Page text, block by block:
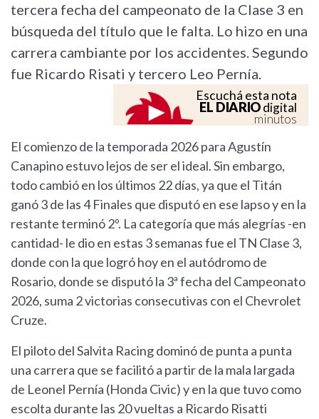
tercera fecha del campeonato de la Clase 3 en
búsqueda del título que le falta. Lo hizo en una
carrera cambiante por los accidentes. Segundo
fue Ricardo Risati y tercero Leo Pernía.
Escuchá esta nota
EL DIARIOdigital
minutos
El comienzo de la temporada 2026 para Agustín
Canapino estuvo lejos de ser el ideal. Sin embargo,
todo cambió en los últimos 22 días, ya que el Titán
ganó 3 de las 4 Finales que disputó en ese lapso y en la
restante terminó 2º. La categoría que más alegrías -en
cantidad- le dio en estas 3 semanas fue el TN Clase 3,
donde con la que logró hoy en el autódromo de
Rosario, donde se disputó la 3ª fecha del Campeonato
2026, suma 2 victorias consecutivas con el Chevrolet
Cruze.
El piloto del Salvita Racing dominó de punta a punta
una carrera que se facilitó a partir de la mala largada
de Leonel Pernía (Honda Civic) y en la que tuvo como
escolta durante las 20 vueltas a Ricardo Risatti